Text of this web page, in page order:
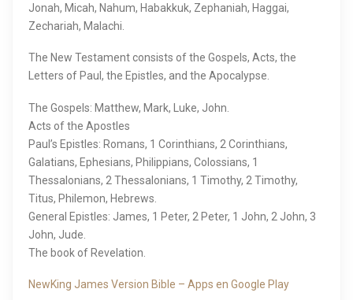
Jonah, Micah, Nahum, Habakkuk, Zephaniah, Haggai,
Zechariah, Malachi.
The New Testament consists of the Gospels, Acts, the
Letters of Paul, the Epistles, and the Apocalypse.
The Gospels: Matthew, Mark, Luke, John.
Acts of the Apostles
Paul’s Epistles: Romans, 1 Corinthians, 2 Corinthians,
Galatians, Ephesians, Philippians, Colossians, 1
Thessalonians, 2 Thessalonians, 1 Timothy, 2 Timothy,
Titus, Philemon, Hebrews.
General Epistles: James, 1 Peter, 2 Peter, 1 John, 2 John, 3
John, Jude.
The book of Revelation.
NewKing James Version Bible – Apps en Google Play